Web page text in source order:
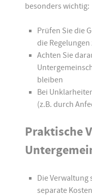
besonders wichtig:
Prüfen Sie die
die
Achten Sie
bleiben
Bei
(z.B. durch
Praktische
Die
separate